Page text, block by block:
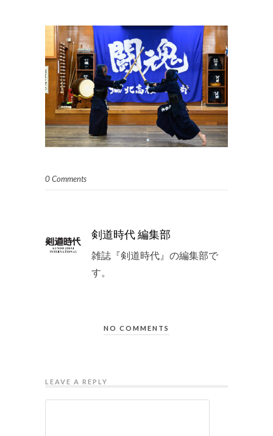
0 Comments
剣道時代 編集部
雑誌『剣道時代』の編集部で
す。
NO COMMENTS
LEAVE A REPLY